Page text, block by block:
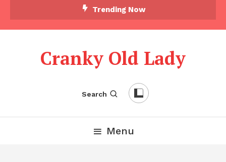
Trending Now
Cranky Old Lady
Search
Menu